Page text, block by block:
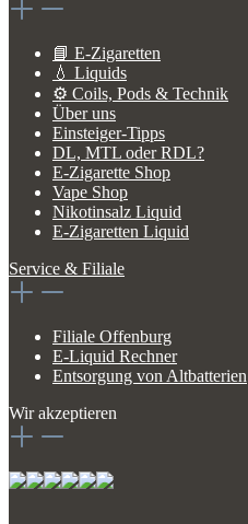
📘 E-Zigaretten
💧 Liquids
⚙️ Coils, Pods & Technik
Über uns
Einsteiger-Tipps
DL, MTL oder RDL?
E-Zigarette Shop
Vape Shop
Nikotinsalz Liquid
E-Zigaretten Liquid
Service & Filiale
Filiale Offenburg
E-Liquid Rechner
Entsorgung von Altbatterien
Wir akzeptieren